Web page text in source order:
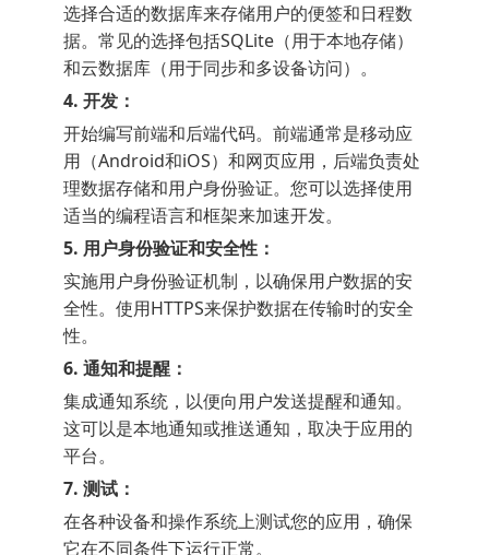
选择合适的数据库来存储用户的便签和日程数
据。常见的选择包括SQLite（用于本地存储）
和云数据库（用于同步和多设备访问）。
4. 开发：
开始编写前端和后端代码。前端通常是移动应
用（Android和iOS）和网页应用，后端负责处
理数据存储和用户身份验证。您可以选择使用
适当的编程语言和框架来加速开发。
5. 用户身份验证和安全性：
实施用户身份验证机制，以确保用户数据的安
全性。使用HTTPS来保护数据在传输时的安全
性。
6. 通知和提醒：
集成通知系统，以便向用户发送提醒和通知。
这可以是本地通知或推送通知，取决于应用的
平台。
7. 测试：
在各种设备和操作系统上测试您的应用，确保
它在不同条件下运行正常。